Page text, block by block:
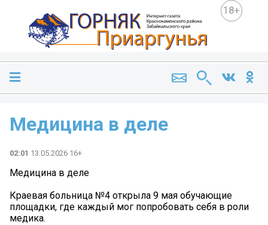
18+
Медицина в деле
02:01 13.05.2026 16+
Медицина в деле
Краевая больница №4 открыла 9 мая обучающие
площадки, где каждый мог попробовать себя в роли
медика.